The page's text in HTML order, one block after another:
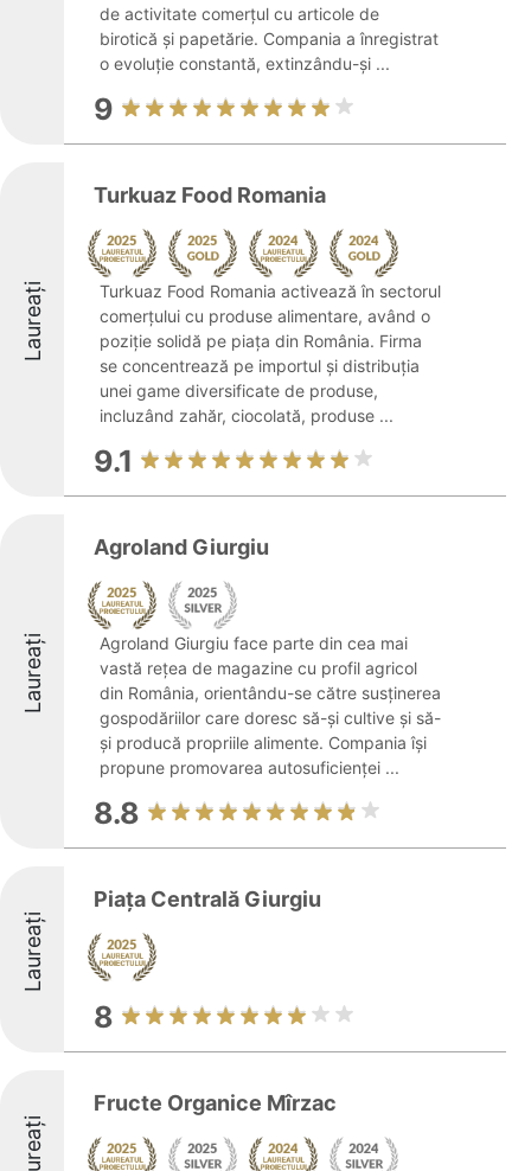
de activitate comerțul cu articole de
birotică și papetărie. Compania a înregistrat
o evoluție constantă, extinzându-și ...
9
Laureați
Turkuaz Food Romania
Turkuaz Food Romania activează în sectorul
comerțului cu produse alimentare, având o
poziție solidă pe piața din România. Firma
se concentrează pe importul și distribuția
unei game diversificate de produse,
incluzând zahăr, ciocolată, produse ...
9.1
Laureați
Agroland Giurgiu
Agroland Giurgiu face parte din cea mai
vastă rețea de magazine cu profil agricol
din România, orientându-se către susținerea
gospodăriilor care doresc să-și cultive și să-
și producă propriile alimente. Compania își
propune promovarea autosuficienței ...
8.8
Laureați
Piaţa Centrală Giurgiu
8
Fructe Organice Mîrzac